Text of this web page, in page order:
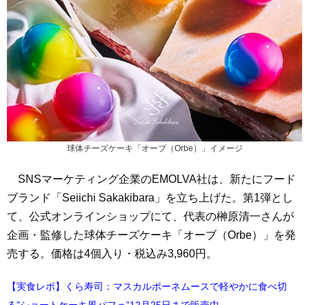
球体チーズケーキ「オーブ（Orbe）」イメージ
SNSマーケティング企業のEMOLVA社は、新たにフード
ブランド「Seiichi Sakakibara」を立ち上げた。第1弾とし
て、公式オンラインショップにて、代表の榊原清一さんが
企画・監修した球体チーズケーキ「オーブ（Orbe）」を発
売する。価格は4個入り・税込み3,960円。
【実食レポ】くら寿司：マスカルポーネムースで軽やかに食べ切